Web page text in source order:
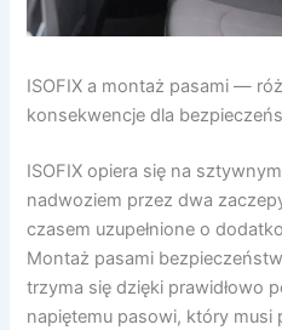
ISOFIX a montaż pasami —
konsekwencje dla
ISOFIX opiera się na
nadwoziem przez dwa
czasem uzupełnione o
Montaż pasami
trzyma się dzięki prawidłowo
napiętemu pasowi, który musi